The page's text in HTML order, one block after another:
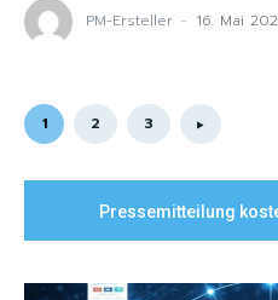
PM-Ersteller - 16. Mai
1 2 3
Pressemitteilung